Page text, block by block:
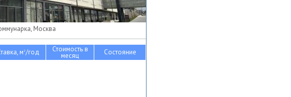
Москва
м2/год Стоимость в
месяц Состояние